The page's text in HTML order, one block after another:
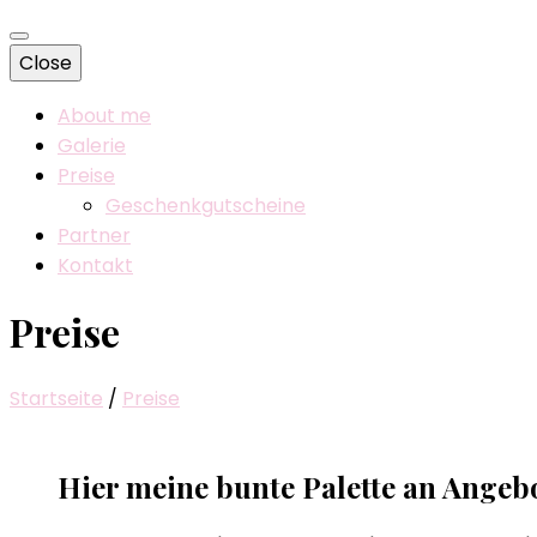
Close
About me
Galerie
Preise
Geschenkgutscheine
Partner
Kontakt
Preise
Startseite / Preise
Hier meine bunte Palette an